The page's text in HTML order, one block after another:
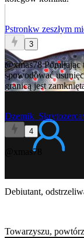
Pstronkw zeszłym
3
@xmas78Pomijając
spowodować
granicą jest
Dzemik_Skrytozerca
4
@xmas78
Debiutant,
Towarzyszu,